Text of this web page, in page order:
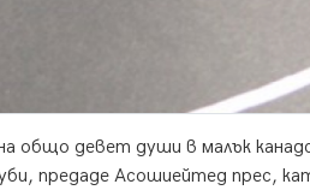
общо девет души в малък
предаде Асошиейтед прес,